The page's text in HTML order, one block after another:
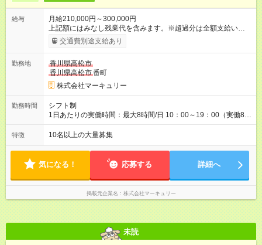
給与
月給210,000円～300,000円
上記額にはみなし残業代を含みます。※超過分は全額支給いたし
ます。 みなし残業代 14,616円／月 みなし残業時間 10時間／月
※能力やスキルを考慮の上、当社規程により決定します。 ーー
に1回の「年次昇給」があり、仕事での成果にあわせて昇給しま
す。特に頑張っている人は、上長の裁量でさらにプラスの昇給
となることも。努力や成長が収入につながる環境です。 【試用
期間】試用期間あり 試用期間の長さ：3ヶ月 雇用形態、給与は
本採用時と同じです。
交通費別途支給あり
勤務地
香川県高松市
香川県高松市番町
株式会社マーキュリー
勤務時間
シフト制
1日あたりの実働時間：最大8時間/日 10：00～19：00（実働8時
間） ※勤務地により異なります。
特徴 10名以上の大量募集
気になる！ 応募する 詳細へ
掲載元企業名 株式会社マーキュリー
未読